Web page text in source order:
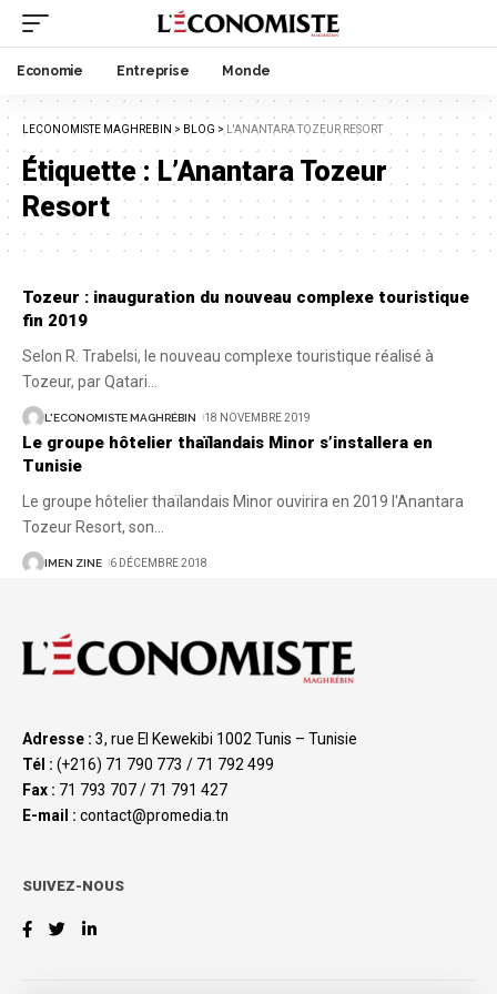
Economie Entreprise Monde
LECONOMISTE MAGHREBIN > BLOG > L'ANANTARA TOZEUR RESORT
Étiquette :L’Anantara Tozeur
Resort
Tozeur : inauguration du nouveau complexe touristique
fin 2019
Selon R. Trabelsi, le nouveau complexe touristique réalisé à
Tozeur, par Qatari
L'ECONOMISTE MAGHRÉBIN 18 NOVEMBRE 2019
Le groupe hôtelier thaïlandais Minor s’installera en
Tunisie
Le groupe hôtelier thaïlandais Minor ouvirira en 2019 l'Anantara
Tozeur Resort, son
IMEN ZINE 6 DÉCEMBRE 2018
Adresse : 3, rue El Kewekibi 1002 Tunis – Tunisie
Tél : (+216) 71 790 773 / 71 792 499
Fax : 71 793 707 / 71 791 427
E-mail : contact@promedia.tn
SUIVEZ-NOUS